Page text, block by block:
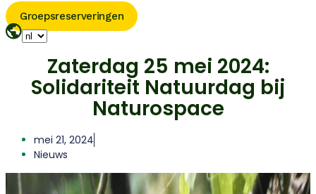
Groepsreserveringen
Zaterdag 25 mei 2024:
Solidariteit Natuurdag bij
Naturospace
mei 21, 2024
Nieuws